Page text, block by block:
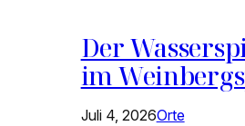
Der
im
Juli 4, 2026Orte